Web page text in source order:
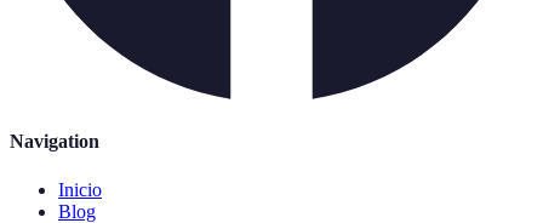
Navigation
Inicio
Blog